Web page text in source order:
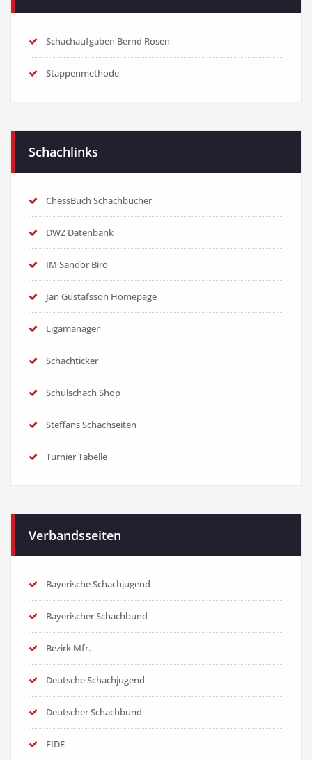
Schachaufgaben Bernd Rosen
Stappenmethode
Schachlinks
ChessBuch Schachbücher
DWZ Datenbank
IM Sandor Biro
Jan Gustafsson Homepage
Ligamanager
Schachticker
Schulschach Shop
Steffans Schachseiten
Turnier Tabelle
Verbandsseiten
Bayerische Schachjugend
Bayerischer Schachbund
Bezirk Mfr.
Deutsche Schachjugend
Deutscher Schachbund
FIDE